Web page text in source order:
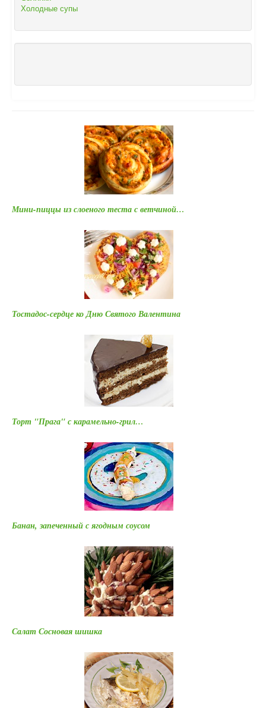
Холодные супы
Мини-пиццы из слоеного теста с ветчиной…
Тостадос-сердце ко Дню Святого Валентина
Торт "Прага" с карамельно-грил…
Банан, запеченный с ягодным соусом
Салат Сосновая шишка